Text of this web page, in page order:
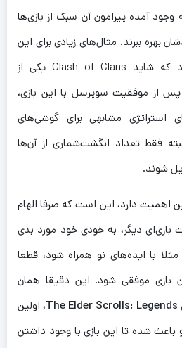
وجود آمده پیرامون آن سبک از بازی‌ها
بهره ببرند. مثال‌های زیادی برای این
دست از بازی‌ها می‌توان زد که شاید Clash of Clans یکی از
پس از موفقیت سوپرسل با این بازی،
استراتژی مشابهی برای گوشی‌های
فقط تعداد انگشت‌شماری از آن‌ها
شوند.
اهمیت دارد، این است که صرفا الهام
بازی‌ای دیگر، به خودی خود مورد بدی
با ایده‌های نو همراه شود، قطعا
بازی موفقی شود. این دقیقا همان
The Elder Scrolls: Legends، اولین
باعث شده تا این بازی با وجود داشتن